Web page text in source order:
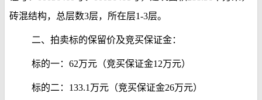
砖混结构，总层数3层，所在层1-3层。
二、拍卖标的保留价及竞买保证金：
标的一：62万元（竞买保证金12万元）
标的二：133.1万元（竞买保证金26万元）